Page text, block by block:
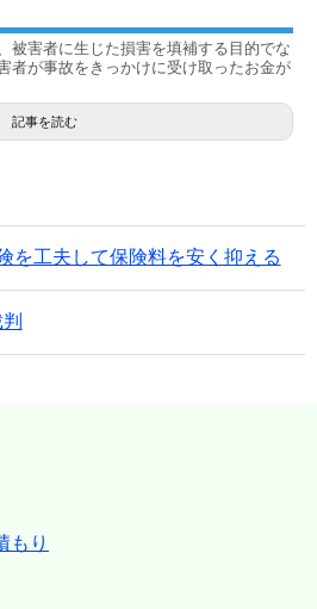
被害者に生じた損害を填補する目的でな
者が事故をきっかけに受け取ったお金が
記事を読む
を工夫して保険料を安く抑える
もり